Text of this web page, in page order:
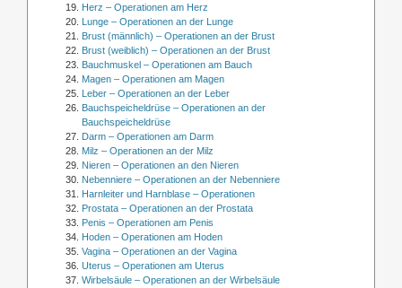
Herz – Operationen am Herz
Lunge – Operationen an der Lunge
Brust (männlich) – Operationen an der Brust
Brust (weiblich) – Operationen an der Brust
Bauchmuskel – Operationen am Bauch
Magen – Operationen am Magen
Leber – Operationen an der Leber
Bauchspeicheldrüse – Operationen an der
Bauchspeicheldrüse
Darm – Operationen am Darm
Milz – Operationen an der Milz
Nieren – Operationen an den Nieren
Nebenniere – Operationen an der Nebenniere
Harnleiter und Harnblase – Operationen
Prostata – Operationen an der Prostata
Penis – Operationen am Penis
Hoden – Operationen am Hoden
Vagina – Operationen an der Vagina
Uterus – Operationen am Uterus
Wirbelsäule – Operationen an der Wirbelsäule